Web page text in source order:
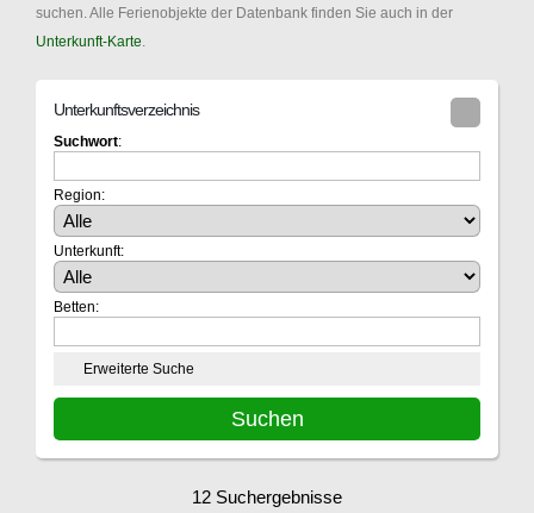
suchen. Alle Ferienobjekte der Datenbank finden Sie auch in der
Unterkunft-Karte
Unterkunftsverzeichnis
Suchwort:
Region:
Unterkunft:
Betten:
Erweiterte Suche
12 Suchergebnisse